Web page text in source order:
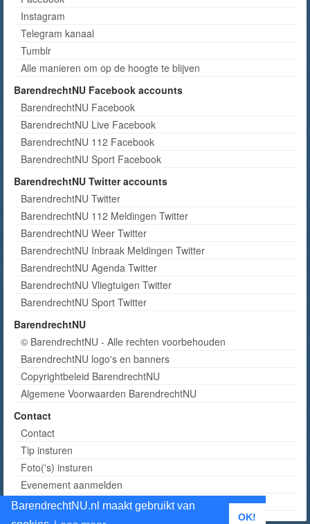
BarendrechtNU.nl maakt gebruikt van
OK!
Instagram
Telegram kanaal
Tumblr
Alle manieren om op de hoogte te blijven
BarendrechtNU Facebook accounts
BarendrechtNU Facebook
BarendrechtNU Live Facebook
BarendrechtNU 112 Facebook
BarendrechtNU Sport Facebook
BarendrechtNU Twitter accounts
BarendrechtNU Twitter
BarendrechtNU 112 Meldingen Twitter
BarendrechtNU Weer Twitter
BarendrechtNU Inbraak Meldingen Twitter
BarendrechtNU Agenda Twitter
BarendrechtNU Vliegtuigen Twitter
BarendrechtNU Sport Twitter
BarendrechtNU
© BarendrechtNU - Alle rechten voorbehouden
BarendrechtNU logo's en banners
Copyrightbeleid BarendrechtNU
Algemene Voorwaarden BarendrechtNU
Contact
Contact
Tip insturen
Foto('s) insturen
Evenement aanmelden
Informatie aanvragen adverteren